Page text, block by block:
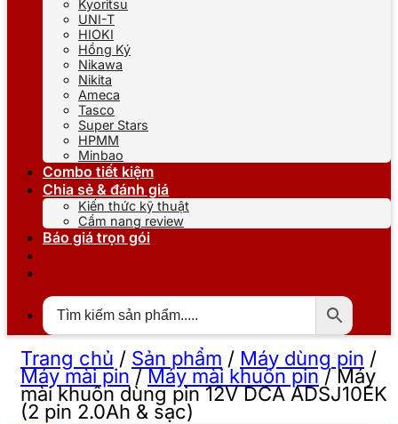
Kyoritsu
UNI-T
HIOKI
Hồng Ký
Nikawa
Nikita
Ameca
Tasco
Super Stars
HPMM
Minbao
Combo tiết kiệm
Chia sẻ & đánh giá
Kiến thức kỹ thuật
Cẩm nang review
Báo giá trọn gói
Trang chủ / Sản phẩm / Máy dùng pin /
Máy mài pin/Máy mài khuôn pin/Máy
mài khuôn dùng pin 12V DCA ADSJ10EK
(2 pin 2.0Ah & sạc)